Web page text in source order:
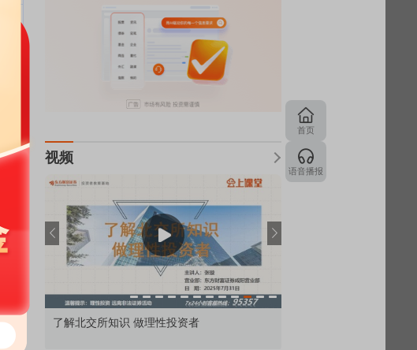
视频
市价委托那么多种，究竟怎么用？
首页
语音播报